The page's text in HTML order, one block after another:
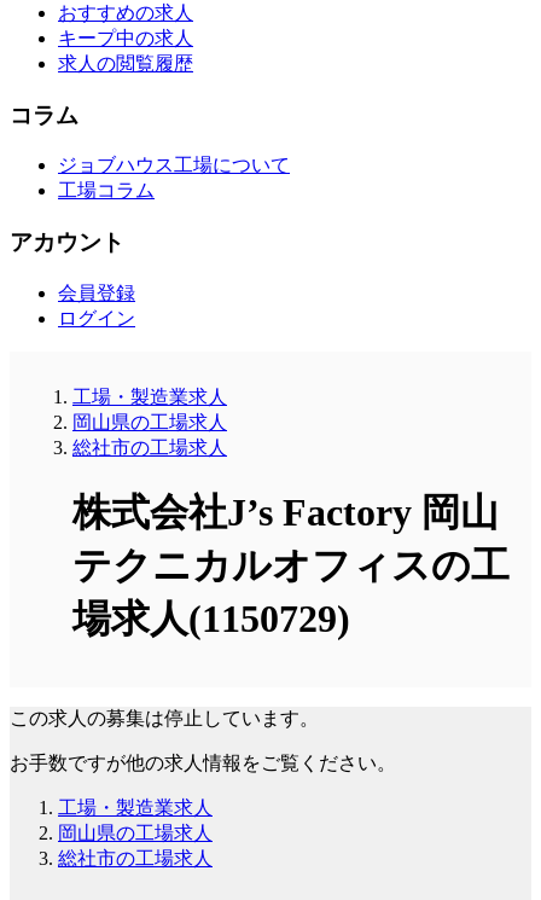
おすすめの求人
キープ中の求人
求人の閲覧履歴
コラム
ジョブハウス工場について
工場コラム
アカウント
会員登録
ログイン
工場・製造業求人
岡山県の工場求人
総社市の工場求人
株式会社J’s Factory 岡山
テクニカルオフィスの工
場求人(1150729)
この求人の募集は停止しています。
お手数ですが他の求人情報をご覧ください。
工場・製造業求人
岡山県の工場求人
総社市の工場求人